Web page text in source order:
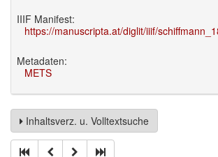
IIIF Manifest:
https://manuscripta.at/diglit/iiif/
Metadaten:
METS
Inhaltsverz. u. Volltextsuche